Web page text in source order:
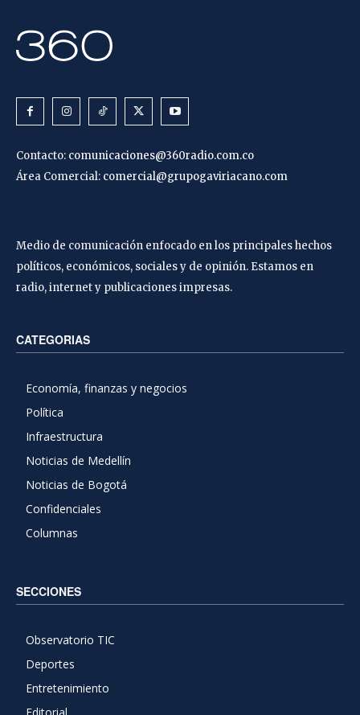
Contacto: comunicaciones@360radio.com.co
Área Comercial: comercial@grupogaviriacano.com
Medio de comunicación enfocado en los principales hechos
políticos, económicos, sociales y de opinión. Estamos en
radio, internet y publicaciones impresas.
CATEGORIAS
Economía, finanzas y negocios
Política
Infraestructura
Noticias de Medellín
Noticias de Bogotá
Confidenciales
Columnas
SECCIONES
Observatorio TIC
Deportes
Entretenimiento